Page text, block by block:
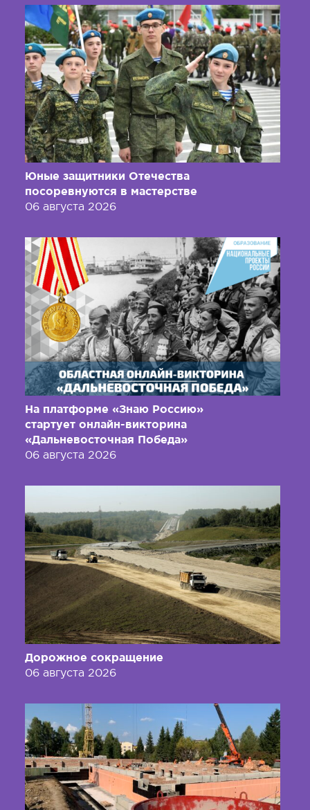
Юные защитники Отечества
посоревнуются в мастерстве
06 августа 2026
На платформе «Знаю Россию»
стартует онлайн-викторина
«Дальневосточная Победа»
06 августа 2026
Дорожное сокращение
06 августа 2026